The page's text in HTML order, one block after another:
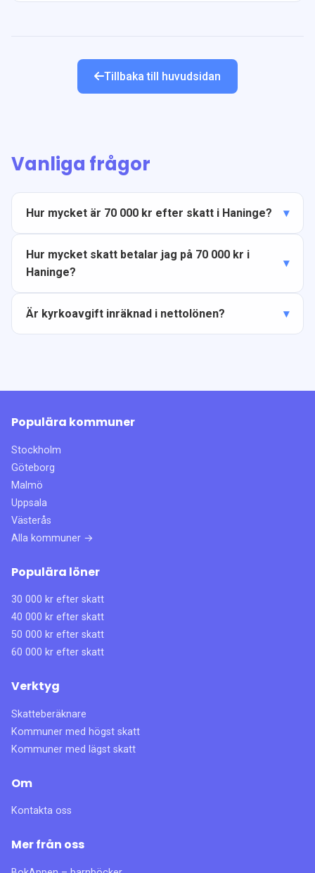
Tillbaka till huvudsidan
Vanliga frågor
Hur mycket är 70 000 kr efter skatt i Haninge?
Hur mycket skatt betalar jag på 70 000 kr i
Haninge?
Är kyrkoavgift inräknad i nettolönen?
Populära kommuner
Stockholm
Göteborg
Malmö
Uppsala
Västerås
Alla kommuner →
Populära löner
30 000 kr efter skatt
40 000 kr efter skatt
50 000 kr efter skatt
60 000 kr efter skatt
Verktyg
Skatteberäknare
Kommuner med högst skatt
Kommuner med lägst skatt
Om
Kontakta oss
Mer från oss